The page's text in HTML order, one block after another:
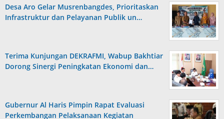
Desa Aro Gelar Musrenbangdes, Prioritaskan
Infrastruktur dan Pelayanan Publik un…
Terima Kunjungan DEKRAFMI, Wabup Bakhtiar
Dorong Sinergi Peningkatan Ekonomi dan…
Gubernur Al Haris Pimpin Rapat Evaluasi
Perkembangan Pelaksanaan Kegiatan